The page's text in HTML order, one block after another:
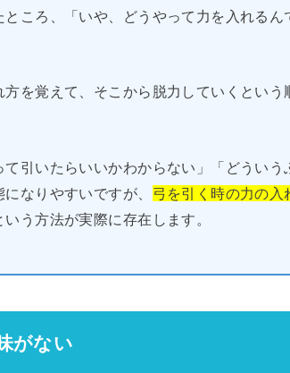
ころ、「いや、どうやって力を入れるん
を覚えて、そこから脱力していくという
引いたらいいかわからない」「どういう
なりやすいですが、 弓を引く時の力の入
う方法が実際に存在します。
がない